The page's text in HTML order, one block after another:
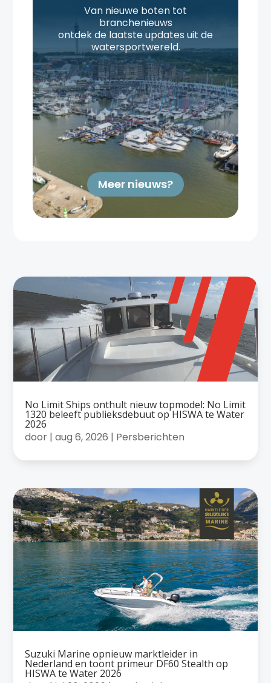
Van nieuwe boten tot
branchenieuws
ontdek de laatste updates uit de
watersportwereld.
Meer nieuws?
No Limit Ships onthult nieuw topmodel: No Limit
1320 beleeft publieksdebuut op HISWA te Water
2026
door |aug 6, 2026 | Persberichten
Suzuki Marine opnieuw marktleider in
Nederland en toont primeur DF60 Stealth op
HISWA te Water 2026